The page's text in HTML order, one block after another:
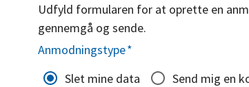
Udfyld formularen for at oprette en
gennemgå og sende.
Anmodningstype*
Slet mine data
Send mig en